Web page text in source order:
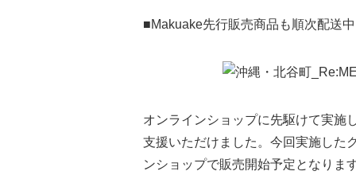
■Makuake先行販売商品も順次配送
オンラインショップに先駆けて実施
支援いただけました。今回実施した
ンショップで販売開始予定となりま